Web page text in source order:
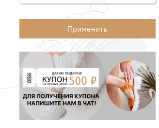
Применить